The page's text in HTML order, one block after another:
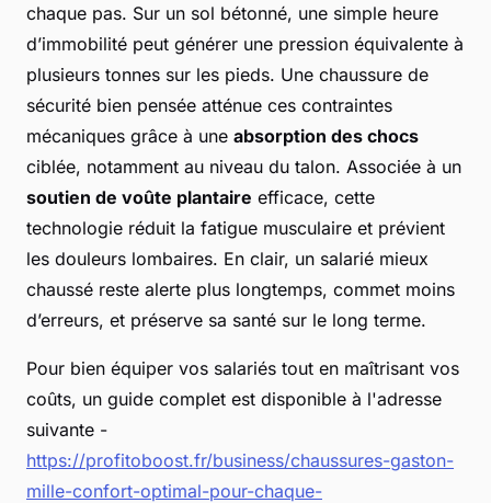
chaque pas. Sur un sol bétonné, une simple heure
d’immobilité peut générer une pression équivalente à
plusieurs tonnes sur les pieds. Une chaussure de
sécurité bien pensée atténue ces contraintes
mécaniques grâce à une absorption des chocs
ciblée, notamment au niveau du talon. Associée à un
soutien de voûte plantaire efficace, cette
technologie réduit la fatigue musculaire et prévient
les douleurs lombaires. En clair, un salarié mieux
chaussé reste alerte plus longtemps, commet moins
d’erreurs, et préserve sa santé sur le long terme.
Pour bien équiper vos salariés tout en maîtrisant vos
coûts, un guide complet est disponible à l'adresse
suivante -
https://profitoboost.fr/business/chaussures-gaston-
mille-confort-optimal-pour-chaque-